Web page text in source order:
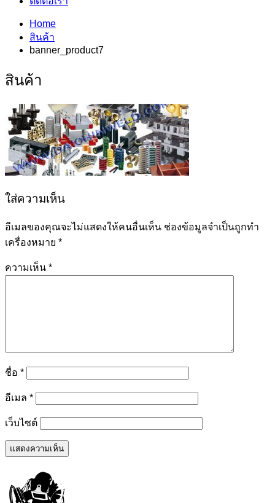
Home
สินค้า
banner_product7
สินค้า
ใส่ความเห็น
อีเมลของคุณจะไม่แสดงให้คนอื่นเห็น ช่องข้อมูลจำเป็นถูกทำ
เครื่องหมาย *
ความเห็น *
ชื่อ *
อีเมล *
เว็บไซต์